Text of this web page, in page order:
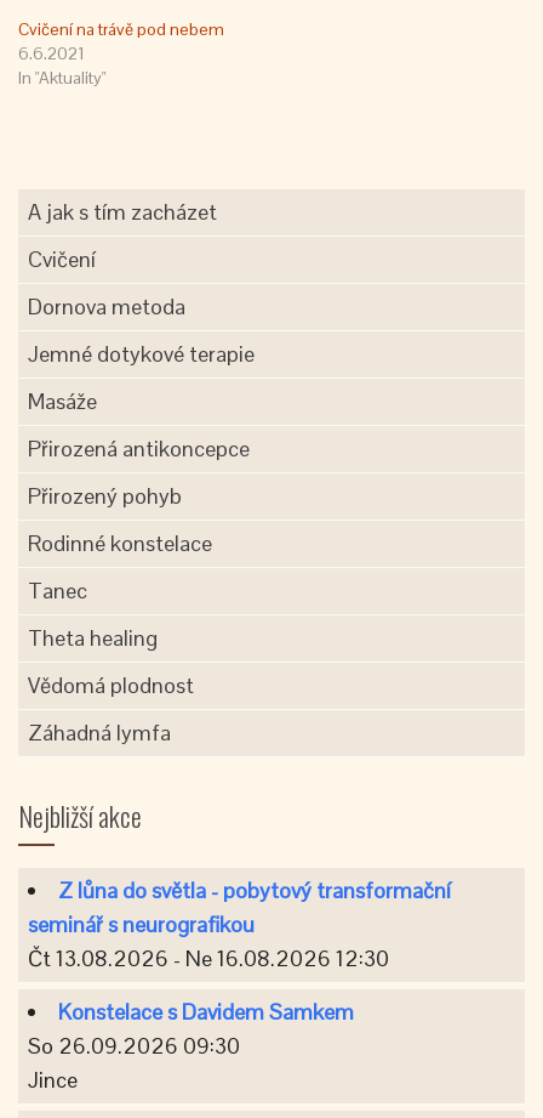
Cvičení na trávě pod nebem
6.6.2021
In "Aktuality"
A jak s tím zacházet
Cvičení
Dornova metoda
Jemné dotykové terapie
Masáže
Přirozená antikoncepce
Přirozený pohyb
Rodinné konstelace
Tanec
Theta healing
Vědomá plodnost
Záhadná lymfa
Nejbližší akce
Z lůna do světla - pobytový transformační
seminář s neurografikou
Čt 13.08.2026 - Ne 16.08.2026 12:30
Konstelace s Davidem Samkem
So 26.09.2026 09:30
Jince